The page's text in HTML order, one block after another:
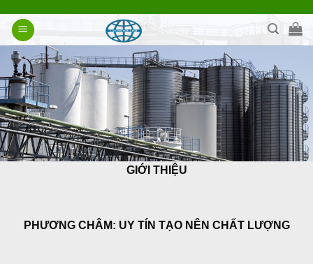
qua
nội
dung
GIỚI THIỆU
PHƯƠNG CHÂM: UY TÍN TẠO NÊN CHẤT LƯỢNG